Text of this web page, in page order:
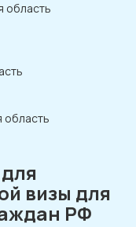
область
область
визы для
РФ